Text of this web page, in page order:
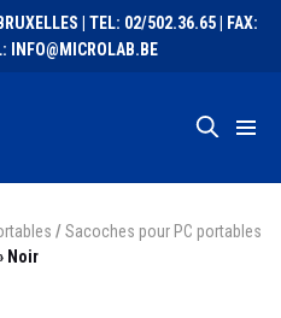
| TEL: 02/502.36.65 | FAX:
INFO@MICROLAB.BE
/Sacoches pour PC portables
Noir